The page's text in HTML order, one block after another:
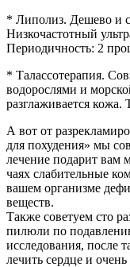
* Липолиз. Дешево и
Низкочастотный
Периодичность: 2
* Талассотерапия.
водорослями и
разглаживается
А вот от
для похудения» мы
лечение подарит вам
чаях слабительные
вашем организме
веществ.
Также советуем сто
пилюли по
исследования, после
лечить сердце и